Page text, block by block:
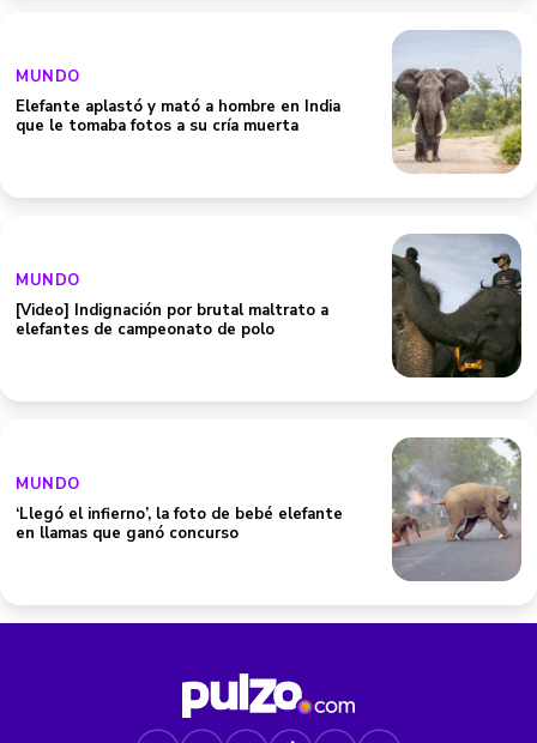
MUNDO
Elefante aplastó y mató a hombre en India
que le tomaba fotos a su cría muerta
MUNDO
[Video] Indignación por brutal maltrato a
elefantes de campeonato de polo
MUNDO
‘Llegó el infierno’, la foto de bebé elefante
en llamas que ganó concurso